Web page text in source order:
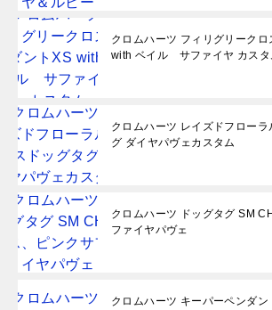
クロムハーツ フィリグリーク
with ベイル サファイヤ カスタ
クロムハーツ レイズドフローラ
グ ダイヤパヴェカスタム
クロムハーツ ドッグタグ SM
ファイヤパヴェ
クロムハーツ キーパーペンダン